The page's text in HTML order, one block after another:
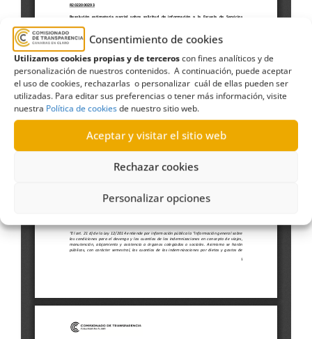
Consentimiento de cookies
Utilizamos cookies propias y de terceroscon fines analíticos y de
personalización de nuestros contenidos. A continuación, puede aceptar
el uso de cookies, rechazarlas o personalizar cuál de ellas pueden ser
utilizadas. Para editar sus preferencias o tener más información, visite
nuestra Política de cookiesde nuestro sitio web.
Aceptar y visitar el sitio web
Rechazar cookies
Personalizar opciones